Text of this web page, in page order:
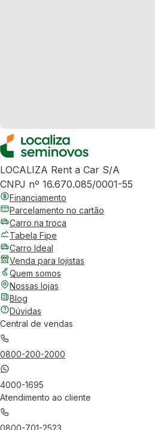
LOCALIZA Rent a Car S/A
CNPJ nº 16.670.085/0001-55
Financiamento
Parcelamento no cartão
Carro na troca
Tabela Fipe
Carro Ideal
Venda para lojistas
Quem somos
Nossas lojas
Blog
Dúvidas
Central de vendas
0800-200-2000
4000-1695
Atendimento ao cliente
0800-701-2523